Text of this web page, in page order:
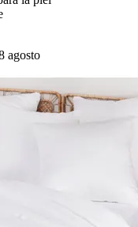
agosto